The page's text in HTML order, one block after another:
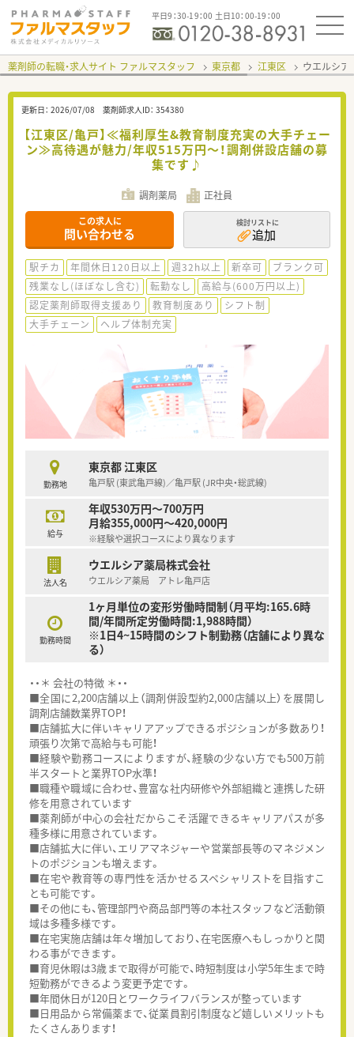
平日9：30-19：00 土日10：00-19：00
薬剤師の転職・求人サイト ファルマスタッフ 東京都 江東区 ウエルシ
更新日： 2026/07/08 薬剤師求人ID： 354380
【江東区/亀戸】≪福利厚生&教育制度充実の大手チェー
ン≫高待遇が魅力/年収515万円～！調剤併設店舗の募
集です♪
調剤薬局 正社員
この求人に
問い合わせる
検討リストに
追加
駅チカ 年間休日120日以上 週32h以上 新卒可
ブランク可
残業なし(ほぼなし含む)
転勤なし
高給与(600万円以上)
認定薬剤師取得支援あり
教育制度あり
シフト制
大手チェーン
ヘルプ体制充実
勤務地
東京都 江東区
亀戸駅 (東武亀戸線)／亀戸駅 (JR中央・総武線)
給与
年収530万円～700万円
月給355,000円～420,000円
※経験や選択コースにより異なります
法人名
ウエルシア薬局株式会社
ウエルシア薬局 アトレ亀戸店
勤務時間
1ヶ月単位の変形労働時間制（月平均:165.6時
間/年間所定労働時間:1,988時間）
※1日4~15時間のシフト制勤務（店舗により異な
る）
・・＊ 会社の特徴 ＊・・
■全国に2,200店舗以上（調剤併設型約2,000店舗以上）を展開し
調剤店舗数業界TOP！
■店舗拡大に伴いキャリアアップできるポジションが多数あり！
頑張り次第で高給与も可能！
■経験や勤務コースによりますが、経験の少ない方でも500万前
半スタートと業界TOP水準！
■職種や職域に合わせ、豊富な社内研修や外部組織と連携した研
修を用意されています
■薬剤師が中心の会社だからこそ活躍できるキャリアパスが多
種多様に用意されています。
■店舗拡大に伴い、エリアマネジャーや営業部長等のマネジメン
トのポジションも増えます。
■在宅や教育等の専門性を活かせるスペシャリストを目指すこ
とも可能です。
■その他にも、管理部門や商品部門等の本社スタッフなど活動領
域は多種多様です。
■在宅実施店舗は年々増加しており、在宅医療へもしっかりと関
わる事ができます。
■育児休暇は3歳まで取得が可能で、時短制度は小学5年生まで時
短勤務ができるよう変更予定です。
■年間休日が120日とワークライフバランスが整っています
■日用品から常備薬まで、従業員割引制度など嬉しいメリットも
たくさんあります！